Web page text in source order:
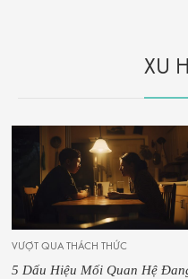
XU
VƯỢT QUA THÁCH THỨC
5 Dấu Hiệu Mối Quan Hệ